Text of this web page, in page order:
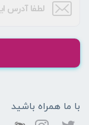
با ما همراه باشید